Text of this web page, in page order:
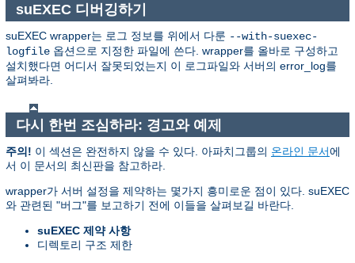
suEXEC 디버깅하기
suEXEC wrapper는 로그 정보를 위에서 다룬 --with-suexec-
logfile 옵션으로 지정한 파일에 쓴다. wrapper를 올바로 구성하고
설치했다면 어디서 잘못되었는지 이 로그파일와 서버의 error_log를
살펴봐라.
다시 한번 조심하라: 경고와 예제
주의! 이 섹션은 완전하지 않을 수 있다. 아파치그룹의 온라인 문서에
서 이 문서의 최신판을 참고하라.
wrapper가 서버 설정을 제약하는 몇가지 흥미로운 점이 있다. suEXEC
와 관련된 "버그"를 보고하기 전에 이들을 살펴보길 바란다.
suEXEC 제약 사항
디렉토리 구조 제한